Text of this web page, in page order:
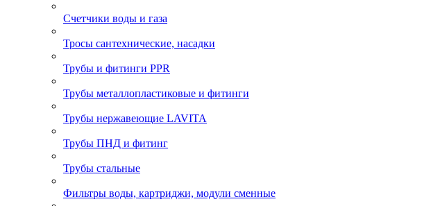
Счетчики воды и газа
Тросы сантехнические, насадки
Трубы и фитинги PPR
Трубы металлопластиковые и фитинги
Трубы нержавеющие LAVITA
Трубы ПНД и фитинг
Трубы стальные
Фильтры воды, картриджи, модули сменные